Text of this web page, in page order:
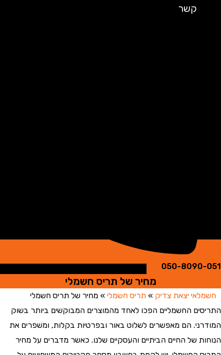
קשר
050-
מחיר של תריס חשמלי
יצאת צדיק »תריס חשמלי»מחיר של תריס חשמלי
החשמליים הפכו לאחד מהמוצרים המבוקשים ביותר בשוק
הם מאפשרים לשלוט באור ובפרטיות בקלות, ומשפרים את
של החיים הביתיים והעסקיים שלנו. כאשר מדברים על מחיר